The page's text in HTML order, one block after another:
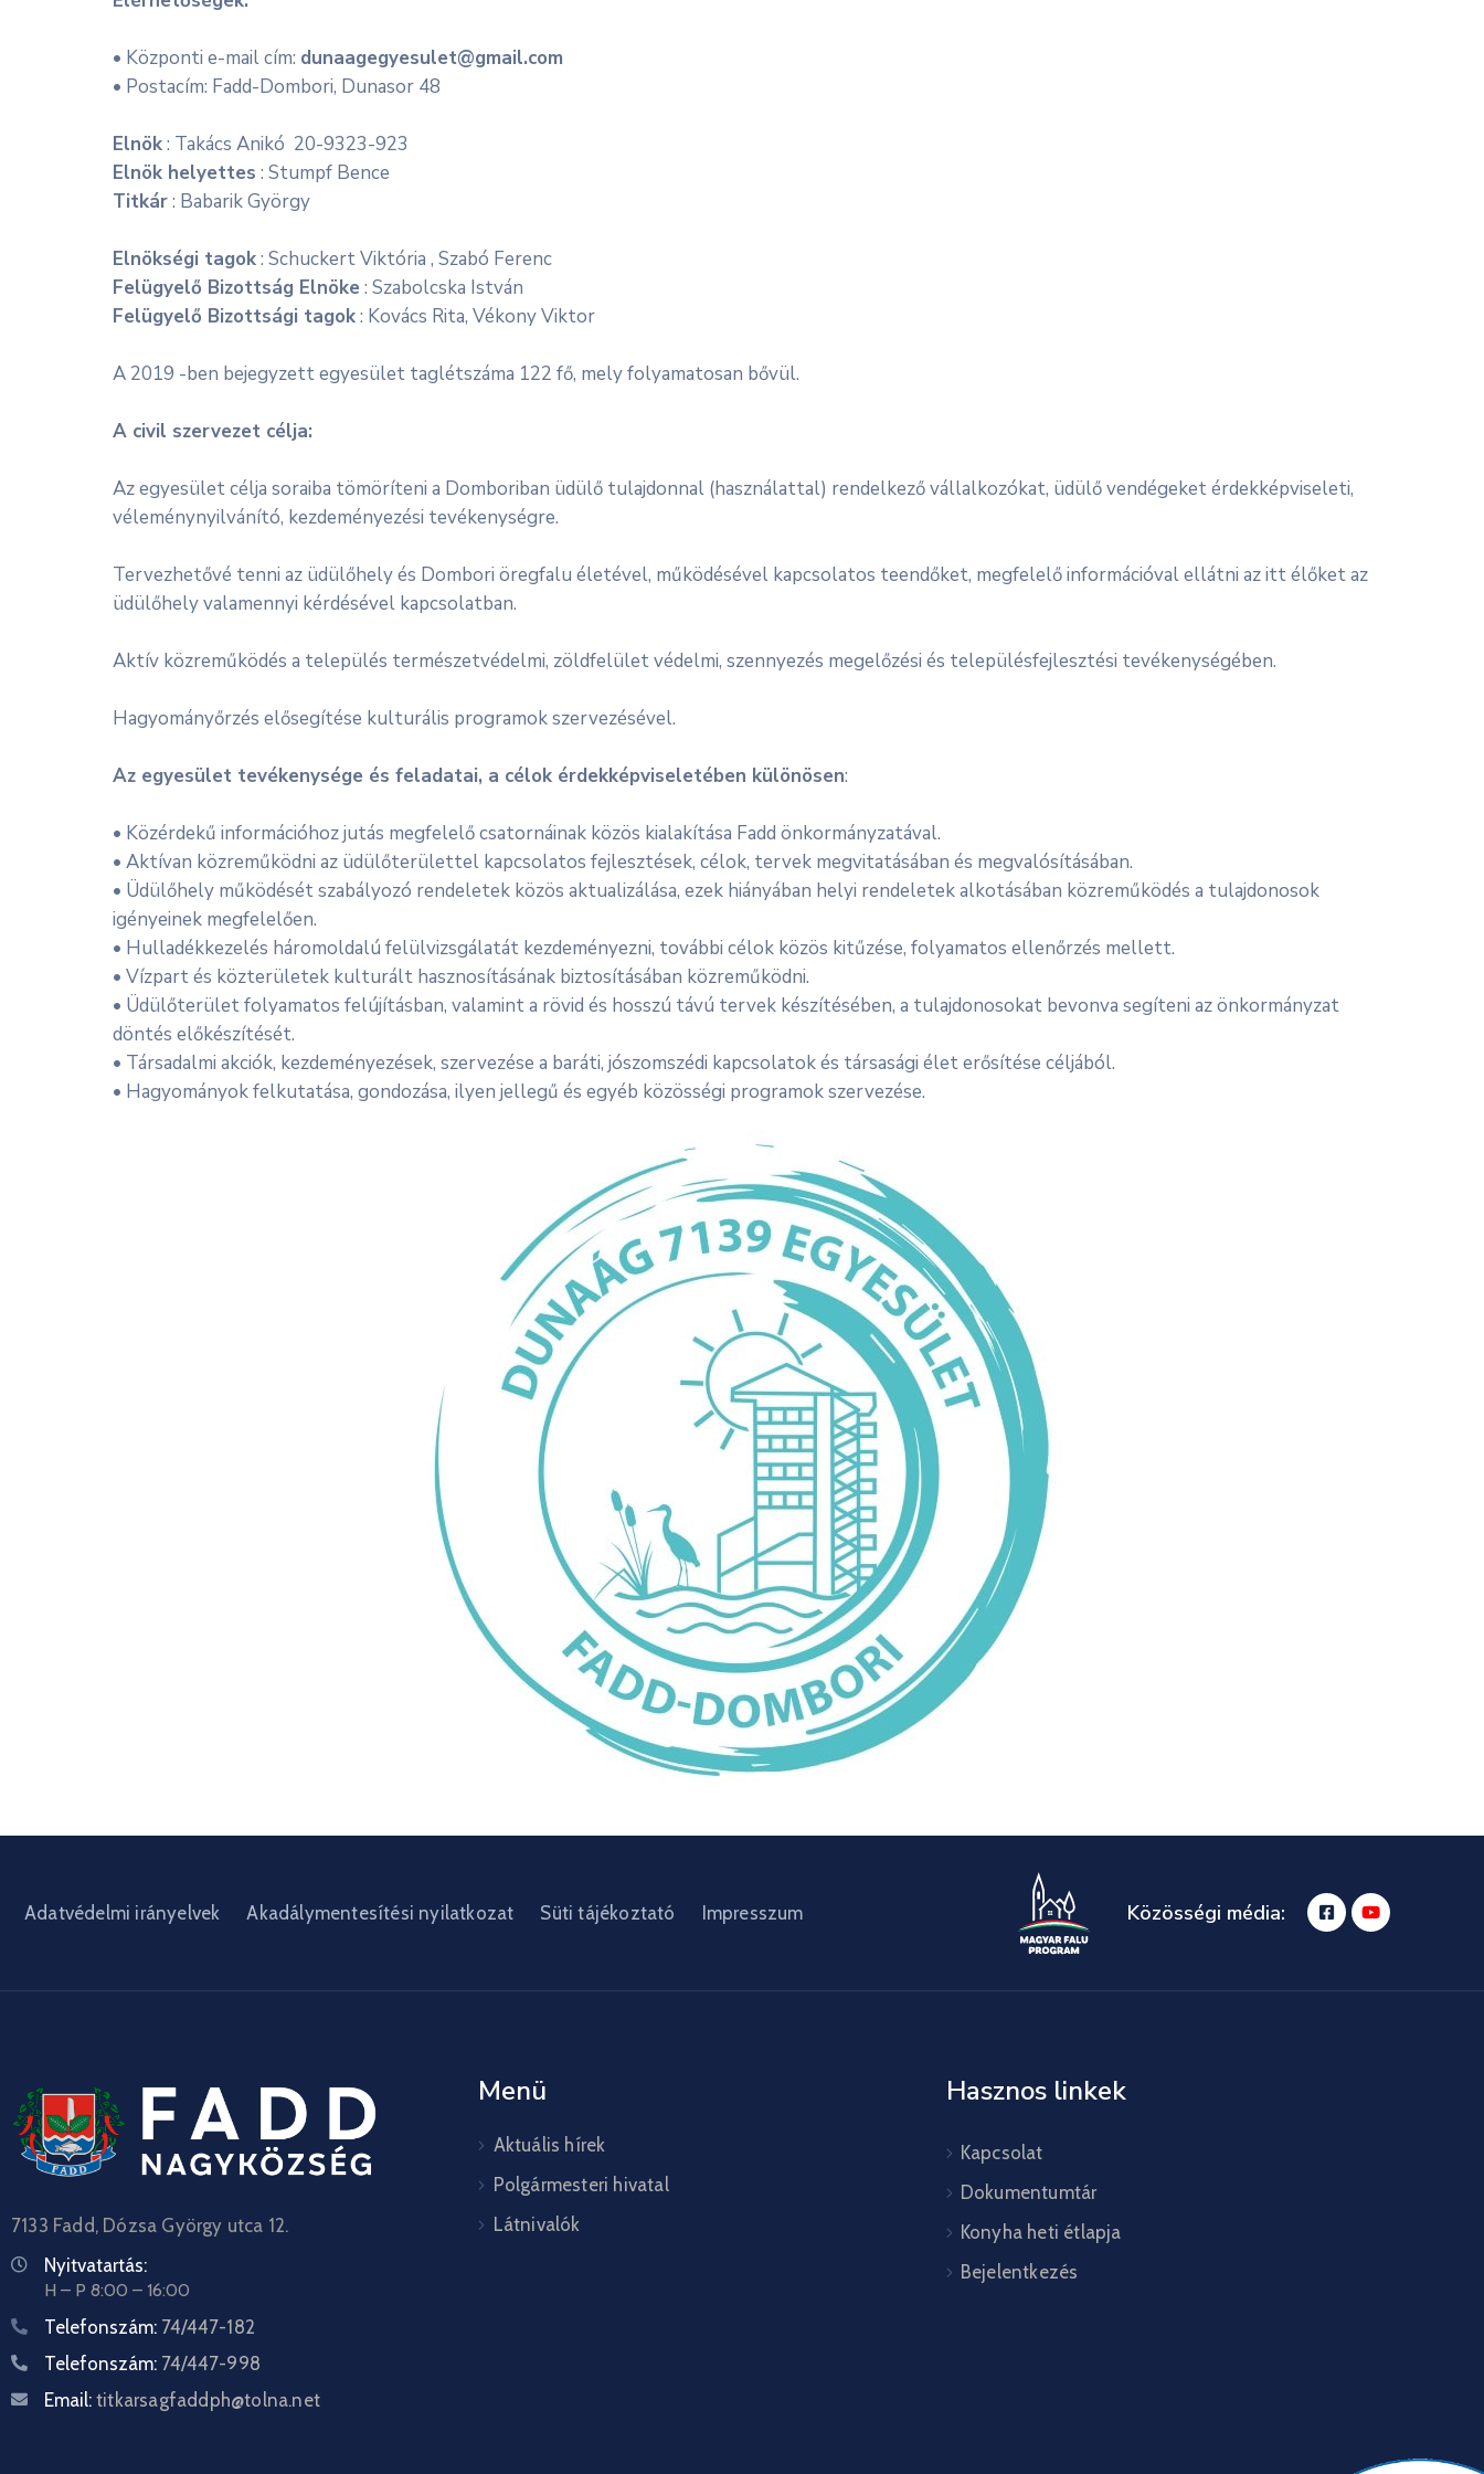
• Központi e-mail cím: dunaagegyesulet@gmail.com
• Postacím: Fadd-Dombori, Dunasor 48
Elnök: Takács Anikó 20-9323-923
Elnök helyettes : Stumpf Bence
Titkár: Babarik György
Elnökségi tagok: Schuckert Viktória , Szabó Ferenc
Felügyelő Bizottság Elnöke : Szabolcska István
Felügyelő Bizottsági tagok: Kovács Rita, Vékony Viktor
A 2019 -ben bejegyzett egyesület taglétszáma 122 fő, mely folyamatosan bővül.
A civil szervezet célja:
Az egyesület célja soraiba tömöríteni a Domboriban üdülő tulajdonnal (használattal) rendelkező vállalkozókat, üdülő vendégeket érdekképviseleti,
véleménynyilvánító, kezdeményezési tevékenységre.
Tervezhetővé tenni az üdülőhely és Dombori öregfalu életével, működésével kapcsolatos teendőket, megfelelő információval ellátni az itt élőket az
üdülőhely valamennyi kérdésével kapcsolatban.
Aktív közreműködés a település természetvédelmi, zöldfelület védelmi, szennyezés megelőzési és településfejlesztési tevékenységében.
Hagyományőrzés elősegítése kulturális programok szervezésével.
Az egyesület tevékenysége és feladatai, a célok érdekképviseletében különösen:
• Közérdekű információhoz jutás megfelelő csatornáinak közös kialakítása Fadd önkormányzatával.
• Aktívan közreműködni az üdülőterülettel kapcsolatos fejlesztések, célok, tervek megvitatásában és megvalósításában.
• Üdülőhely működését szabályozó rendeletek közös aktualizálása, ezek hiányában helyi rendeletek alkotásában közreműködés a tulajdonosok
igényeinek megfelelően.
• Hulladékkezelés háromoldalú felülvizsgálatát kezdeményezni, további célok közös kitűzése, folyamatos ellenőrzés mellett.
• Vízpart és közterületek kulturált hasznosításának biztosításában közreműködni.
• Üdülőterület folyamatos felújításban, valamint a rövid és hosszú távú tervek készítésében, a tulajdonosokat bevonva segíteni az önkormányzat
döntés előkészítését.
• Társadalmi akciók, kezdeményezések, szervezése a baráti, jószomszédi kapcsolatok és társasági élet erősítése céljából.
• Hagyományok felkutatása, gondozása, ilyen jellegű és egyéb közösségi programok szervezése.
Adatvédelmi irányelvek Akadálymentesítési nyilatkozat Süti tájékoztató Impresszum Közösségi média:
7133 Fadd, Dózsa György utca 12.
Nyitvatartás:
H – P 8:00 – 16:00
Telefonszám: 74/447-182
Telefonszám: 74/447-998
Email: titkarsagfaddph@tolna.net
Menü
Aktuális hírek
Polgármesteri hivatal
Látnivalók
Hasznos linkek
Kapcsolat
Dokumentumtár
Konyha heti étlapja
Bejelentkezés